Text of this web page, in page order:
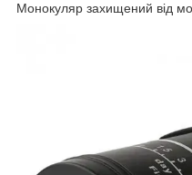
Монокуляр захищений від